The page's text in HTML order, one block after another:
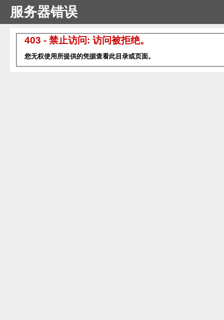
服务器错误
403 - 禁止访问: 访问被拒绝。
您无权使用所提供的凭据查看此目录或页面。